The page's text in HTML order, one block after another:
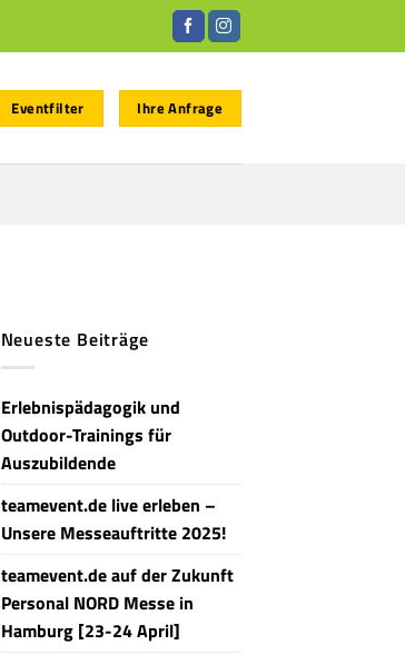
Eventfilter Ihre Anfrage
Neueste Beiträge
Erlebnispädagogik und
Outdoor-Trainings für
Auszubildende
teamevent.de live erleben –
Unsere Messeauftritte 2025!
teamevent.de auf der Zukunft
Personal NORD Messe in
Hamburg [23-24 April]